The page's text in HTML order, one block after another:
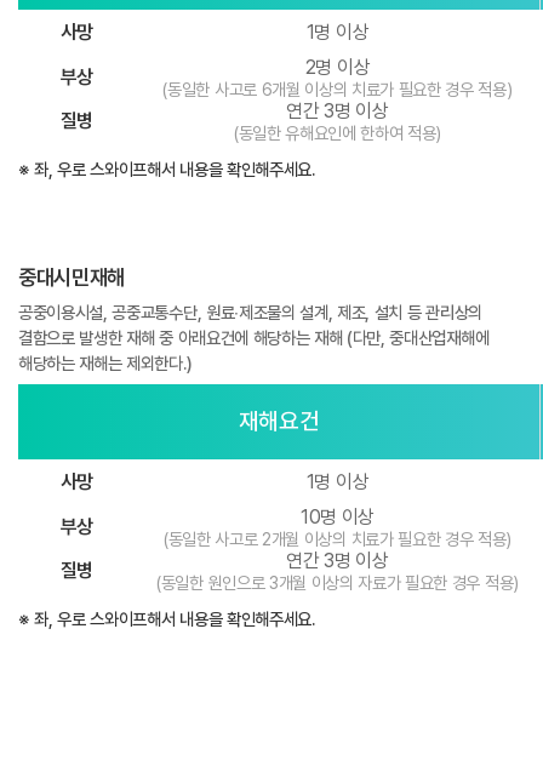
사망
1명 이상
부상
2명 이상
(동일한 사고로 6개월 이상의 치료가 필요한 경우 적용)
질병 연간 3명 이상
(동일한 유해요인에 한하여 적용)
※ 좌, 우로 스와이프해서 내용을 확인해주세요.
중대시민재해
공중이용시설, 공중교통수단, 원료∙제조물의 설계, 제조, 설치 등 관리상의
결함으로 발생한 재해 중 아래요건에 해당하는 재해 (다만, 중대산업재해에
해당하는 재해는 제외한다.)
재해요건
사망
1명 이상
부상
10명 이상
(동일한 사고로 2개월 이상의 치료가 필요한 경우 적용)
질병 연간 3명 이상
(동일한 원인으로 3개월 이상의 자료가 필요한 경우 적용)
※ 좌, 우로 스와이프해서 내용을 확인해주세요.